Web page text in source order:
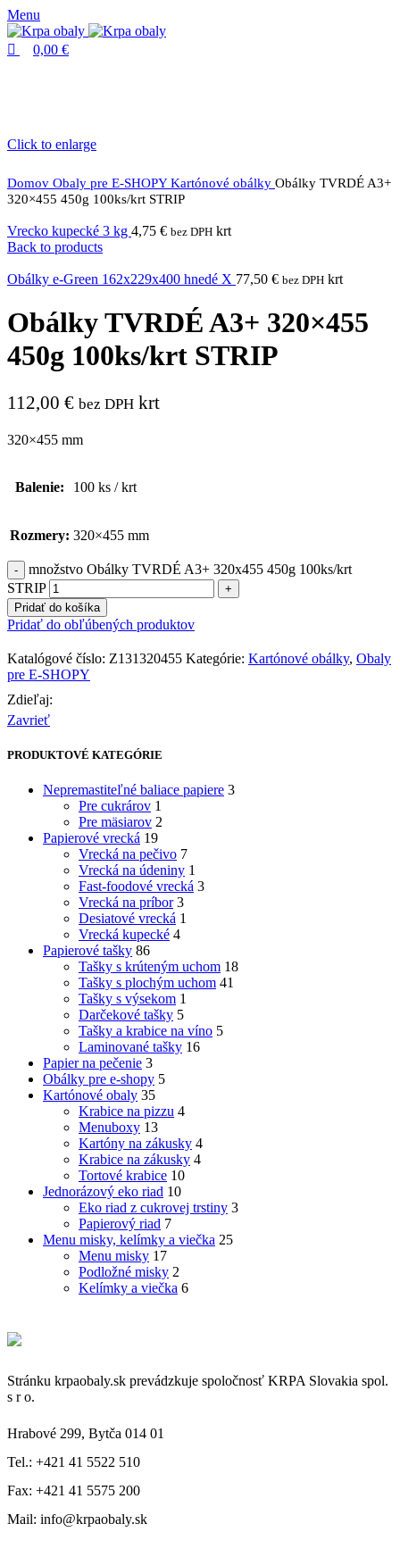
Menu
0,00 €
Click to enlarge
Domov Obaly pre E-SHOPYKartónové obálky Obálky TVRDÉ A3+
320×455 450g 100ks/krt STRIP
Vrecko kupecké 3 kg 4,75 € bez DPH krt
Back to products
Obálky e-Green 162x229x400 hnedé X 77,50 € bez DPH krt
Obálky TVRDÉ A3+ 320×455
450g 100ks/krt STRIP
112,00 € bez DPH krt
320×455 mm
Balenie: 100 ks / krt
Rozmery: 320×455 mm
množstvo Obálky TVRDÉ A3+ 320x455 450g 100ks/krt
STRIP
Pridať do košíka
Pridať do obľúbených produktov
Katalógové číslo: Z131320455 Kategórie: Kartónové obálky, Obaly
pre E-SHOPY
Zdieľaj:
Zavrieť
PRODUKTOVÉ KATEGÓRIE
Nepremastiteľné baliace papiere 3
Pre cukrárov 1
Pre mäsiarov 2
Papierové vrecká 19
Vrecká na pečivo 7
Vrecká na údeniny 1
Fast-foodové vrecká 3
Vrecká na príbor 3
Desiatové vrecká 1
Vrecká kupecké 4
Papierové tašky 86
Tašky s krúteným uchom 18
Tašky s plochým uchom 41
Tašky s výsekom 1
Darčekové tašky 5
Tašky a krabice na víno 5
Laminované tašky 16
Papier na pečenie 3
Obálky pre e-shopy 5
Kartónové obaly 35
Krabice na pizzu 4
Menuboxy 13
Kartóny na zákusky 4
Krabice na zákusky 4
Tortové krabice 10
Jednorázový eko riad 10
Eko riad z cukrovej trstiny 3
Papierový riad 7
Menu misky, kelímky a viečka 25
Menu misky 17
Podložné misky 2
Kelímky a viečka 6
Stránku krpaobaly.sk prevádzkuje spoločnosť KRPA Slovakia spol.
s r o.
Hrabové 299, Bytča 014 01
Tel.: +421 41 5522 510
Fax: +421 41 5575 200
Mail: info@krpaobaly.sk